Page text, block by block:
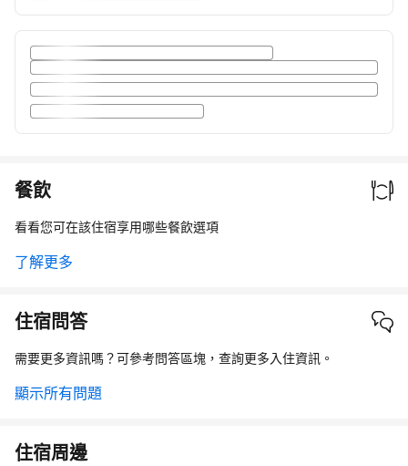
餐飲
看看您可在該住宿享用哪些餐飲選項
了解更多
住宿問答
需要更多資訊嗎？可參考問答區塊，查詢更多入住資訊。
顯示所有問題
住宿周邊